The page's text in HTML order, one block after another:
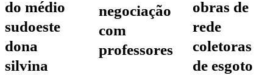
do médio
sudoeste
dona
silvina
negociação
com
professores
obras de
rede
coletoras
de esgoto